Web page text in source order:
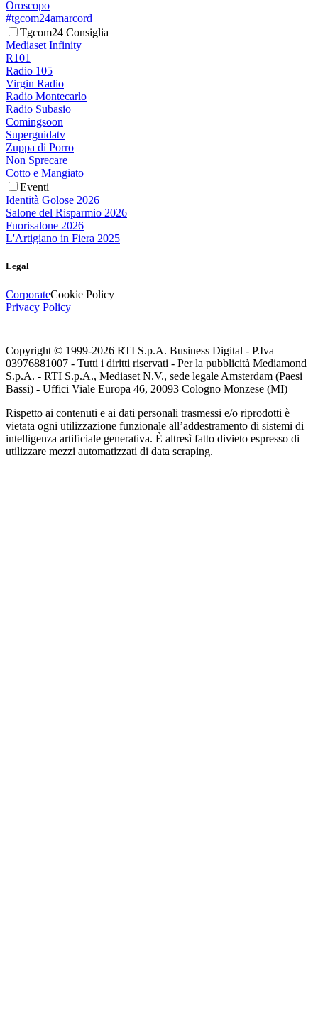
Oroscopo
#tgcom24amarcord
Tgcom24 Consiglia
Mediaset Infinity
R101
Radio 105
Virgin Radio
Radio Montecarlo
Radio Subasio
Comingsoon
Superguidatv
Zuppa di Porro
Non Sprecare
Cotto e Mangiato
Eventi
Identità Golose 2026
Salone del Risparmio 2026
Fuorisalone 2026
L'Artigiano in Fiera 2025
Legal
CorporateCookie Policy
Privacy Policy
Copyright © 1999-2026 RTI S.p.A. Business Digital - P.Iva
03976881007 - Tutti i diritti riservati - Per la pubblicità Mediamond
S.p.A. - RTI S.p.A., Mediaset N.V., sede legale Amsterdam (Paesi
Bassi) - Uffici Viale Europa 46, 20093 Cologno Monzese (MI)
Rispetto ai contenuti e ai dati personali trasmessi e/o riprodotti è
vietata ogni utilizzazione funzionale all’addestramento di sistemi di
intelligenza artificiale generativa. È altresì fatto divieto espresso di
utilizzare mezzi automatizzati di data scraping.